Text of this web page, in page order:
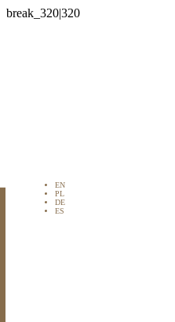
EN
PL
DE
ES